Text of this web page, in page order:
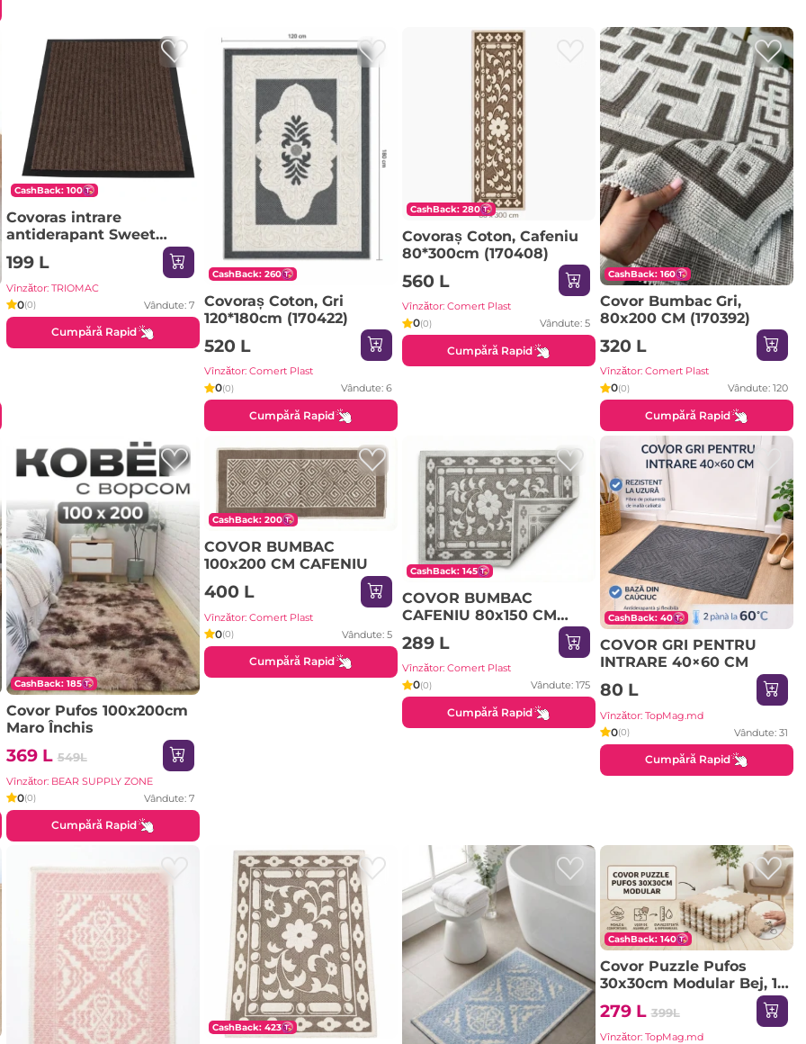
CashBack: 100
Covoras intrare
antiderapant Sweet
Home, 58 x 88 cm
199 L
Vînzător: TRIOMAC
0(0) Vândute: 7
Cumpără Rapid
CashBack: 260
Covoraș Coton, Gri
120*180cm (170422)
520 L
Vînzător: Comert Plast
0(0) Vândute: 6
Cumpără Rapid
CashBack: 280
Covoraș Coton, Cafeniu
80*300cm (170408)
560 L
Vînzător: Comert Plast
0(0) Vândute: 5
Cumpără Rapid
CashBack: 160
Covor Bumbac Gri,
80x200 CM (170392)
320 L
Vînzător: Comert Plast
0(0) Vândute: 120
Cumpără Rapid
CashBack: 185
Covor Pufos 100x200cm
Maro Închis
369 L 549L
Vînzător: BEAR SUPPLY ZONE
0(0) Vândute: 7
Cumpără Rapid
CashBack: 200
COVOR BUMBAC
100x200 CM CAFENIU
400 L
Vînzător: Comert Plast
0(0) Vândute: 5
Cumpără Rapid
CashBack: 145
COVOR BUMBAC
CAFENIU 80x150 CM
(873928)
289 L
Vînzător: Comert Plast
0(0) Vândute: 175
Cumpără Rapid
CashBack: 40
COVOR GRI PENTRU
INTRARE 40×60 CM
80 L
Vînzător: TopMag.md
0(0) Vândute: 31
Cumpără Rapid
CashBack: 423
CashBack: 140
Covor Puzzle Pufos
30x30cm Modular Bej, 10
Bucăți
279 L 399L
Vînzător: TopMag.md